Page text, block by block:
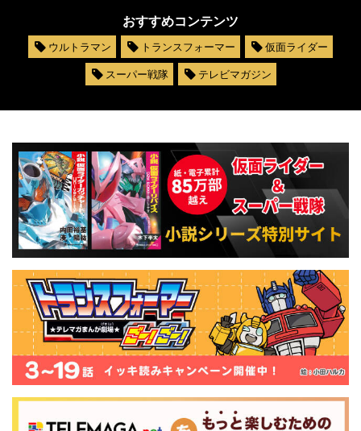
おすすめコンテンツ
ウルトラマン トランスフォーマー
仮面ライダー
スーパー戦隊
テレビマガジン